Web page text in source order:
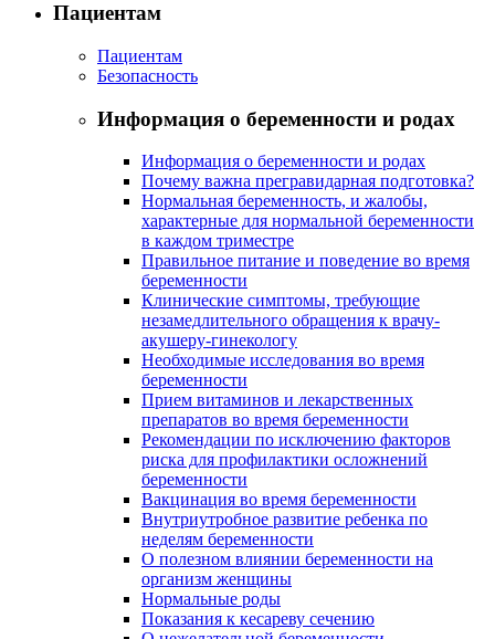
Пациентам
Пациентам
Безопасность
Информация о беременности и родах
Информация о беременности и родах
Почему важна прегравидарная подготовка?
Нормальная беременность, и жалобы,
характерные для нормальной беременности
в каждом триместре
Правильное питание и поведение во время
беременности
Клинические симптомы, требующие
незамедлительного обращения к врачу-
акушеру-гинекологу
Необходимые исследования во время
беременности
Прием витаминов и лекарственных
препаратов во время беременности
Рекомендации по исключению факторов
риска для профилактики осложнений
беременности
Вакцинация во время беременности
Внутриутробное развитие ребенка по
неделям беременности
О полезном влиянии беременности на
организм женщины
Нормальные роды
Показания к кесареву сечению